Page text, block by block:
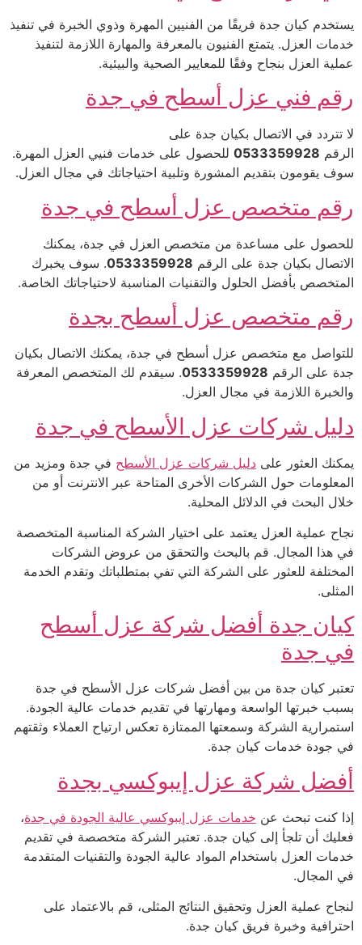
يستخدم كيان جدة فريقًا من الفنيين المهرة وذوي الخبرة في تنفيذ
خدمات العزل. يتمتع الفنيون بالمعرفة والمهارة اللازمة لتنفيذ
عملية العزل بنجاح وفقًا للمعايير الصحية والبيئية.
رقم فني عزل أسطح في جدة
لا تتردد في الاتصال بكيان جدة على
الرقم 0533359928 للحصول على خدمات فنيي العزل المهرة.
سوف يقومون بتقديم المشورة وتلبية احتياجاتك في مجال العزل.
رقم متخصص عزل أسطح في جدة
للحصول على مساعدة من متخصص العزل في جدة، يمكنك
الاتصال بكيان جدة على الرقم 0533359928. سوف يخبرك
المتخصص بأفضل الحلول والتقنيات المناسبة لاحتياجاتك الخاصة.
رقم متخصص عزل أسطح بجدة
للتواصل مع متخصص عزل أسطح في جدة، يمكنك الاتصال بكيان
جدة على الرقم 0533359928. سيقدم لك المتخصص المعرفة
والخبرة اللازمة في مجال العزل.
دليل شركات عزل الأسطح في جدة
يمكنك العثور على دليل شركات عزل الأسطح في جدة ومزيد من
المعلومات حول الشركات الأخرى المتاحة عبر الانترنت أو من
خلال البحث في الدلائل المحلية.
نجاح عملية العزل يعتمد على اختيار الشركة المناسبة المتخصصة
في هذا المجال. قم بالبحث والتحقق من عروض الشركات
المختلفة للعثور على الشركة التي تفي بمتطلباتك وتقدم الخدمة
المثلى.
كيان جدة أفضل شركة عزل أسطح
في جدة
تعتبر كيان جدة من بين أفضل شركات عزل الأسطح في جدة
بسبب خبرتها الواسعة ومهارتها في تقديم خدمات عالية الجودة.
استمرارية الشركة وسمعتها الممتازة تعكس ارتياح العملاء وثقتهم
في جودة خدمات كيان جدة.
أفضل شركة عزل إيبوكسي بجدة
إذا كنت تبحث عن خدمات عزل إيبوكسي عالية الجودة في جدة،
فعليك أن تلجأ إلى كيان جدة. تعتبر الشركة متخصصة في تقديم
خدمات العزل باستخدام المواد عالية الجودة والتقنيات المتقدمة
في المجال.
لنجاح عملية العزل وتحقيق النتائج المثلى، قم بالاعتماد على
احترافية وخبرة فريق كيان جدة.